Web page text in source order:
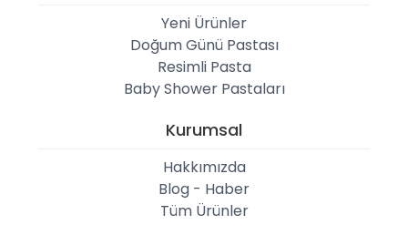
Yeni Ürünler
Doğum Günü Pastası
Resimli Pasta
Baby Shower Pastaları
Kurumsal
Hakkımızda
Blog - Haber
Tüm Ürünler